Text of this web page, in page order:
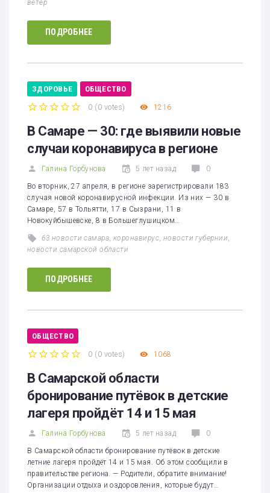
ветер
ПОДРОБНЕЕ
ЗДОРОВЬЕ ОБЩЕСТВО
0 (0 votes) 1216
В Самаре — 30: где выявили новые
случаи коронавируса в регионе
Галина Горбунова 5 лет назад 0
Во вторник, 27 апреля, в регионе зарегистрировали 183
случая новой коронавирусной инфекции. Из них — 30 в
Самаре, 57 в Тольятти, 17 в Сызрани, 11 в
Новокуйбышевске, 8 в Большеглушицком…
63 новости самара ,коронавирус, новости губернии
новости самарской области
ПОДРОБНЕЕ
ОБЩЕСТВО
0 (0 votes) 1068
В Самарской области
бронирование путёвок в детские
лагеря пройдёт 14 и 15 мая
Галина Горбунова 5 лет назад 0
В Самарской области бронирование путёвок в детские
летние лагеря пройдёт 14 и 15 мая. Об этом сообщили в
правительстве региона. — Родители, обратите внимание!
Организации отдыха и оздоровления, которые будут…